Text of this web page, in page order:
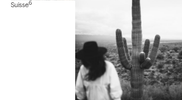
Suisse6